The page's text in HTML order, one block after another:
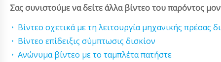
Σας συνιστούμε να δείτε άλλα βίντεο του παρόντος
Βίντεο σχετικά με τη λειτουργία μηχανικής πρέσας
Βίντεο επίδειξις σύμπτωσις δισκίον
Ανώνυμα βίντεο με το ταμπλέτα πατήστε